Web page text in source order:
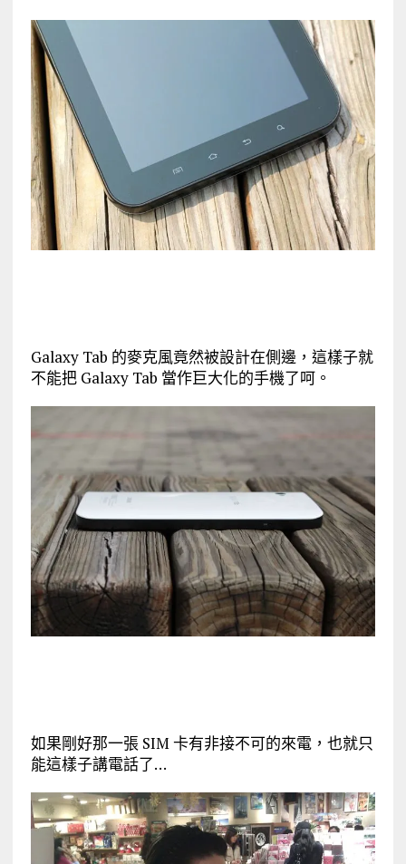
Galaxy Tab 的麥克風竟然被設計在側邊，這樣子就
不能把 Galaxy Tab 當作巨大化的手機了呵。
如果剛好那一張 SIM 卡有非接不可的來電，也就只
能這樣子講電話了…